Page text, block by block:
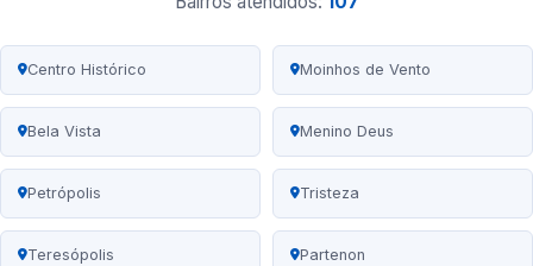
Centro Histórico Moinhos de Vento
Bela Vista Menino Deus
Petrópolis Tristeza
Teresópolis Partenon